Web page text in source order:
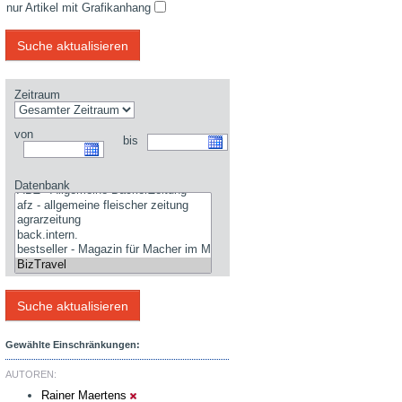
nur Artikel mit Grafikanhang
Zeitraum
von bis
Datenbank
Gewählte Einschränkungen:
AUTOREN:
Rainer Maertens